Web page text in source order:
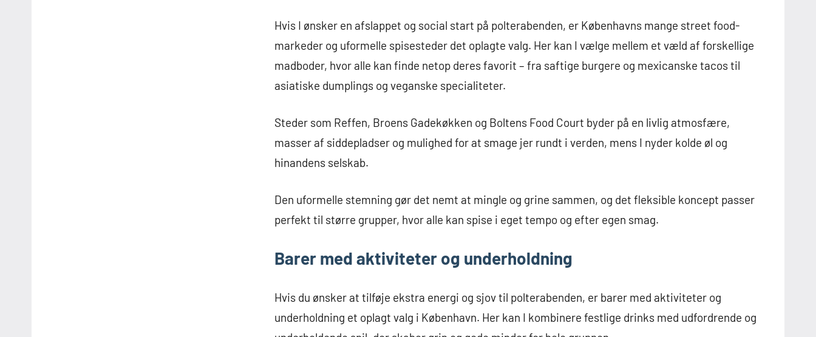
Hvis I ønsker en afslappet og social start på polterabenden, er Københavns mange street food-
markeder og uformelle spisesteder det oplagte valg. Her kan I vælge mellem et væld af forskellige
madboder, hvor alle kan finde netop deres favorit – fra saftige burgere og mexicanske tacos til
asiatiske dumplings og veganske specialiteter.
Steder som Reffen, Broens Gadekøkken og Boltens Food Court byder på en livlig atmosfære,
masser af siddepladser og mulighed for at smage jer rundt i verden, mens I nyder kolde øl og
hinandens selskab.
Den uformelle stemning gør det nemt at mingle og grine sammen, og det fleksible koncept passer
perfekt til større grupper, hvor alle kan spise i eget tempo og efter egen smag.
Barer med aktiviteter og underholdning
Hvis du ønsker at tilføje ekstra energi og sjov til polterabenden, er barer med aktiviteter og
underholdning et oplagt valg i København. Her kan I kombinere festlige drinks med udfordrende og